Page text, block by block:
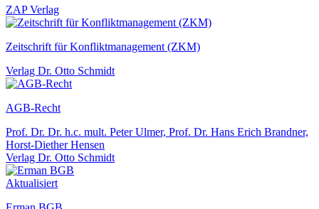
ZAP Verlag
Zeitschrift für Konfliktmanagement (ZKM)
Verlag Dr. Otto Schmidt
AGB-Recht
Prof. Dr. Dr. h.c. mult. Peter Ulmer, Prof. Dr. Hans Erich Brandner,
Horst-Diether Hensen
Verlag Dr. Otto Schmidt
Aktualisiert